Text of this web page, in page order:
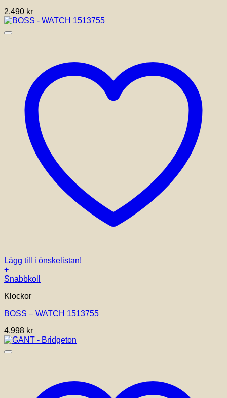
2,490 kr
Lägg till i önskelistan!
+
Snabbkoll
Klockor
BOSS – WATCH 1513755
4,998 kr